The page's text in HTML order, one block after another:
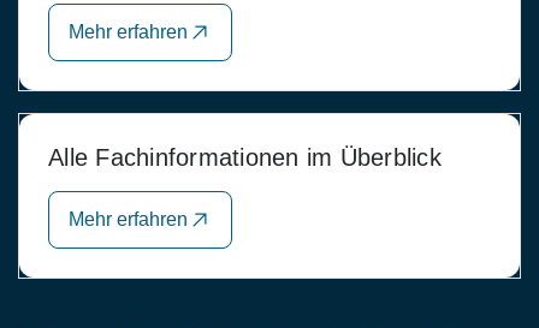
Mehr erfahren
Alle Fachinformationen im Überblick
Mehr erfahren